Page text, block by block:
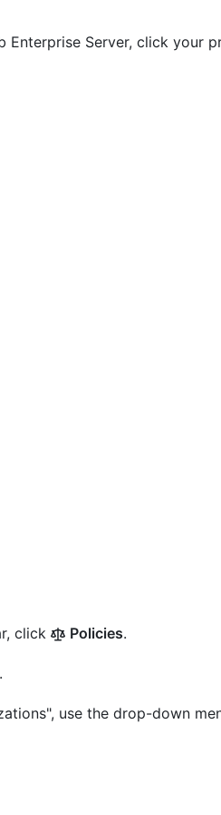
Enterprise Server, click your
click Policies.
.
use the drop-down